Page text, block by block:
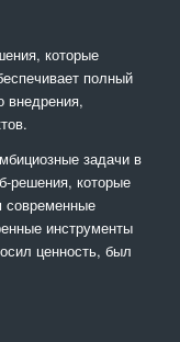
которые
полный
внедрения,
задачи в
решения, которые
современные
инструменты
ценность, был